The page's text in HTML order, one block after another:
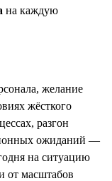
на каждую
желание
жёсткого
разгон
ожиданий —
на ситуацию
от масштабов